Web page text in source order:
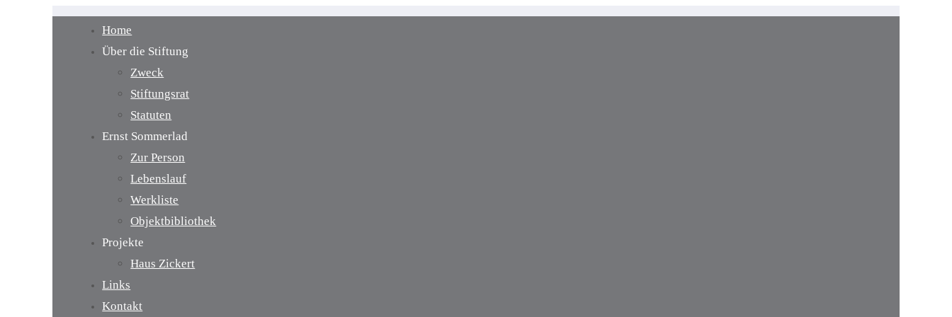
Home
Über die Stiftung
Zweck
Stiftungsrat
Statuten
Ernst Sommerlad
Zur Person
Lebenslauf
Werkliste
Objektbibliothek
Projekte
Haus Zickert
Links
Kontakt